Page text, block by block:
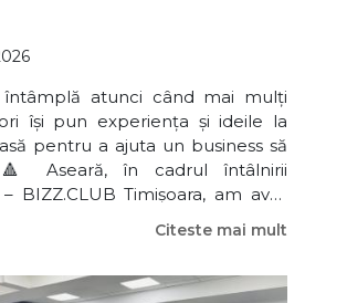
atunci când mai mulți
își pun experiența și ideile la
pentru a ajuta un business să
🔺 Aseară, în cadrul întâlnirii
BIZZ.CLUB Timișoara, am avut
Game, construit pe
Pygmalion Kids – Andreea Mihai.
Citeste mai mult